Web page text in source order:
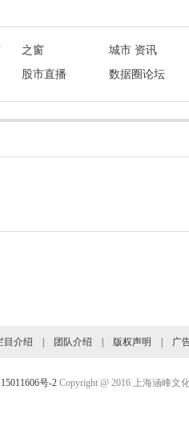
之窗
城市 资讯
股市直播 数据圈论坛
目介绍 团队介绍 版权声明 广
号-2 Copyright @ 2016 上海涵峰文